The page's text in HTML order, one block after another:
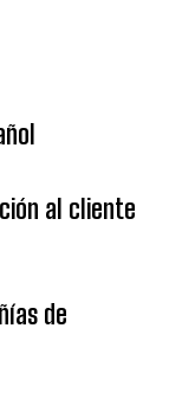
al cliente
de